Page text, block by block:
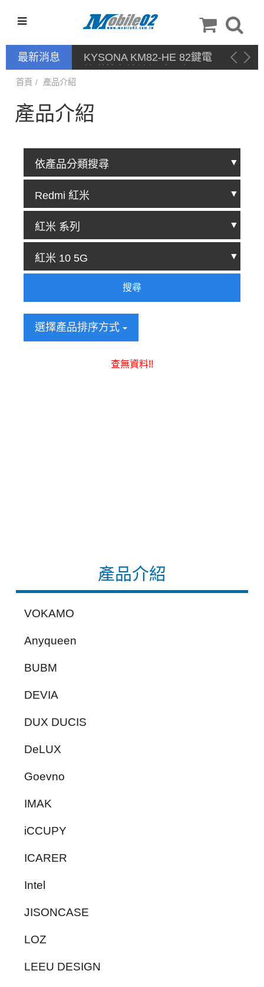
最新消息
KYSONA KM82-HE 82鍵電
競磁軸有線鍵盤 產品網頁驅
產品介紹
VOKAMO
Anyqueen
BUBM
DEVIA
DUX DUCIS
DeLUX
Goevno
IMAK
iCCUPY
ICARER
Intel
JISONCASE
LOZ
LEEU DESIGN
首頁 產品介紹
產品介紹
搜尋
選擇產品排序方式
查無資料!!